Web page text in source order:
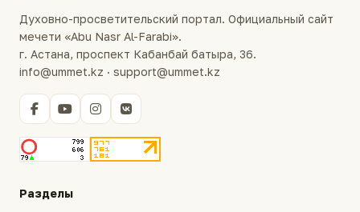
Духовно-просветительский портал. Официальный сайт
мечети «Abu Nasr Al-Farabi».
г. Астана, проспект Кабанбай батыра, 36.
info@ummet.kz · support@ummet.kz
Разделы